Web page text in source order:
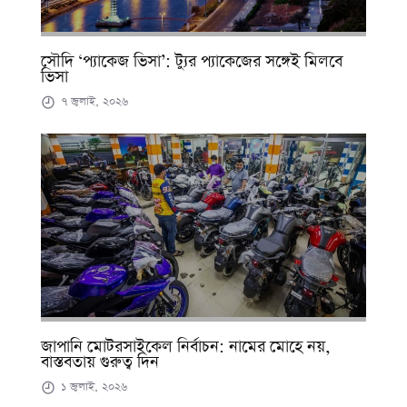
সৌদি ‘প্যাকেজ ভিসা’: ট্যুর প্যাকেজের সঙ্গেই মিলবে
ভিসা
৭ জুলাই, ২০২৬
জাপানি মোটরসাইকেল নির্বাচন: নামের মোহে নয়,
বাস্তবতায় গুরুত্ব দিন
১ জুলাই, ২০২৬